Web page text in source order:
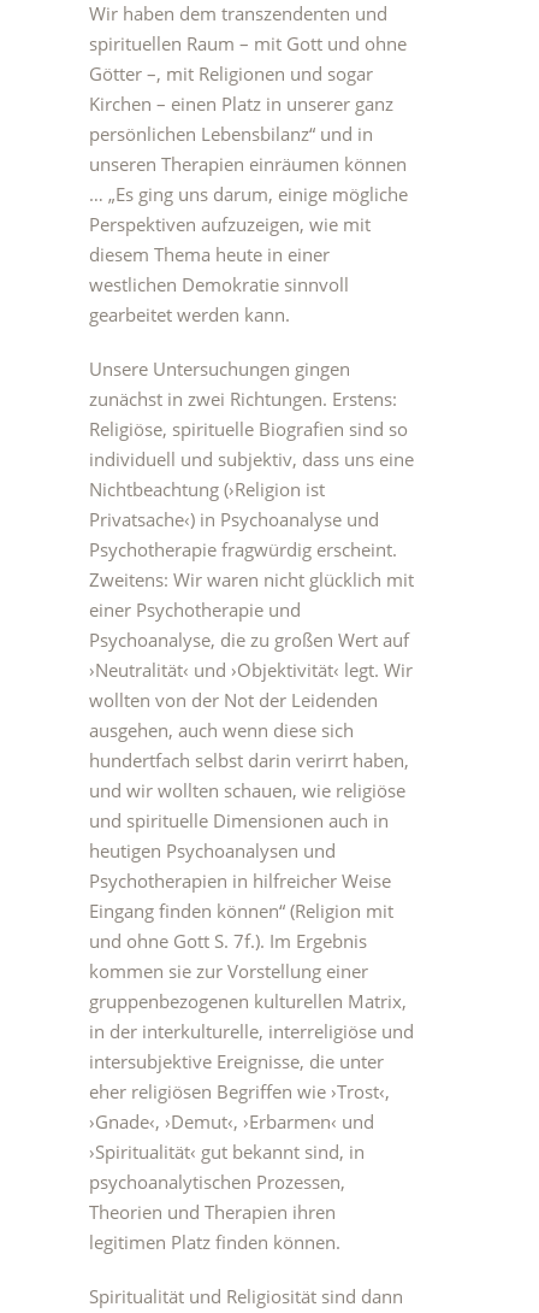
Wir haben dem transzendenten und
spirituellen Raum – mit Gott und ohne
Götter –, mit Religionen und sogar
Kirchen – einen Platz in unserer ganz
persönlichen Lebensbilanz“ und in
unseren Therapien einräumen können
… „Es ging uns darum, einige mögliche
Perspektiven aufzuzeigen, wie mit
diesem Thema heute in einer
westlichen Demokratie sinnvoll
gearbeitet werden kann.
Unsere Untersuchungen gingen
zunächst in zwei Richtungen. Erstens:
Religiöse, spirituelle Biografien sind so
individuell und subjektiv, dass uns eine
Nichtbeachtung (›Religion ist
Privatsache‹) in Psychoanalyse und
Psychotherapie fragwürdig erscheint.
Zweitens: Wir waren nicht glücklich mit
einer Psychotherapie und
Psychoanalyse, die zu großen Wert auf
›Neutralität‹ und ›Objektivität‹ legt. Wir
wollten von der Not der Leidenden
ausgehen, auch wenn diese sich
hundertfach selbst darin verirrt haben,
und wir wollten schauen, wie religiöse
und spirituelle Dimensionen auch in
heutigen Psychoanalysen und
Psychotherapien in hilfreicher Weise
Eingang finden können“ (Religion mit
und ohne Gott S. 7f.). Im Ergebnis
kommen sie zur Vorstellung einer
gruppenbezogenen kulturellen Matrix,
in der interkulturelle, interreligiöse und
intersubjektive Ereignisse, die unter
eher religiösen Begriffen wie ›Trost‹,
›Gnade‹, ›Demut‹, ›Erbarmen‹ und
›Spiritualität‹ gut bekannt sind, in
psychoanalytischen Prozessen,
Theorien und Therapien ihren
legitimen Platz finden können.
Spiritualität und Religiosität sind dann